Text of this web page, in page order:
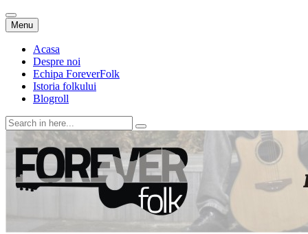
Menu Skip
to
content
Acasa
Despre noi
Echipa ForeverFolk
Istoria folkului
Blogroll
Search
for:
ForeverFolk
Muzica sufletului tau